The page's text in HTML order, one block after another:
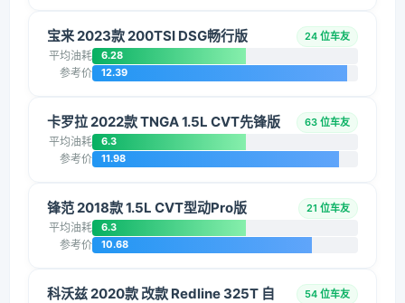
宝来 2023款 200TSI DSG畅行版 24 位车友
平均油耗 6.28
参考价 12.39
卡罗拉 2022款 TNGA 1.5L CVT先锋版 63 位车友
平均油耗 6.3
参考价 11.98
锋范 2018款 1.5L CVT型动Pro版 21 位车友
平均油耗 6.3
参考价 10.68
科沃兹 2020款 改款 Redline 325T 自
54 位车友